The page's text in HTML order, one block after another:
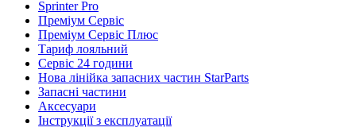
Sprinter Pro
Преміум Сервіс
Преміум Сервіс Плюс
Тариф лояльний
Сервіс 24 години
Нова лінійка запасних частин StarParts
Запасні частини
Аксесуари
Інструкції з експлуатації